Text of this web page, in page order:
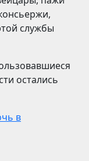
службы
остались
в